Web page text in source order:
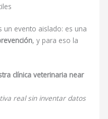
evento aislado: es una
, y para eso la
clínica veterinaria near
real sin inventar datos